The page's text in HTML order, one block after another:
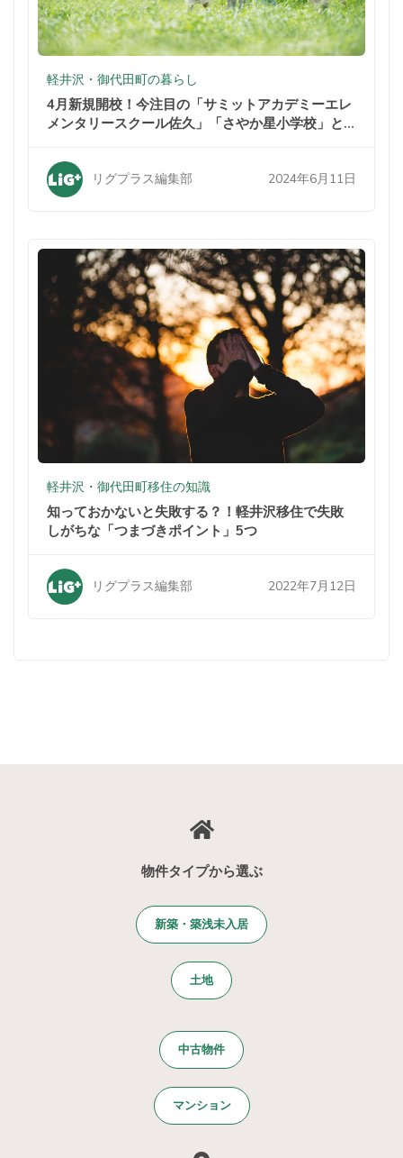
軽井沢・御代田町の暮らし
4月新規開校！今注目の「サミットアカデミーエレ
メンタリースクール佐久」「さやか星小学校」と
リグプラス編集部 2024年6月11日
軽井沢・御代田町移住の知識
知っておかないと失敗する？！軽井沢移住で失敗
しがちな「つまづきポイント」5つ
リグプラス編集部 2022年7月12日
物件タイプから選ぶ
新築・築浅未入居
土地
中古物件
マンション